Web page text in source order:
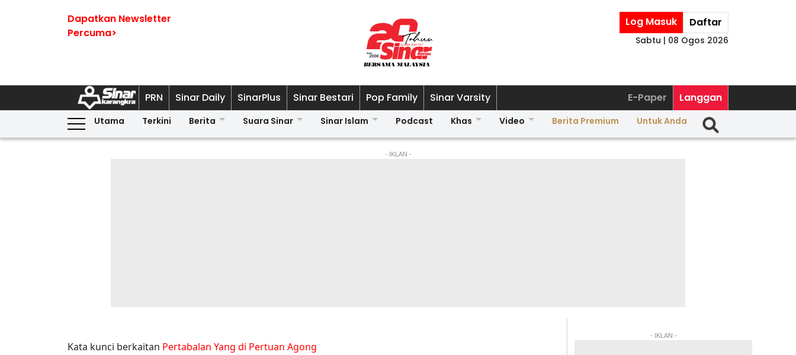
Dapatkan Newsletter
Percuma>
Log Masuk Daftar
Sabtu | 08 Ogos 2026
PRN Sinar Daily SinarPlus Sinar Bestari Pop Family Sinar Varsity E-Paper Langgan
Utama Terkini Berita Suara Sinar Sinar Islam Podcast Khas Video Berita Premium Untuk Anda
- IKLAN -
Kata kunci berkaitan Pertabalan Yang di Pertuan Agong
- IKLAN -